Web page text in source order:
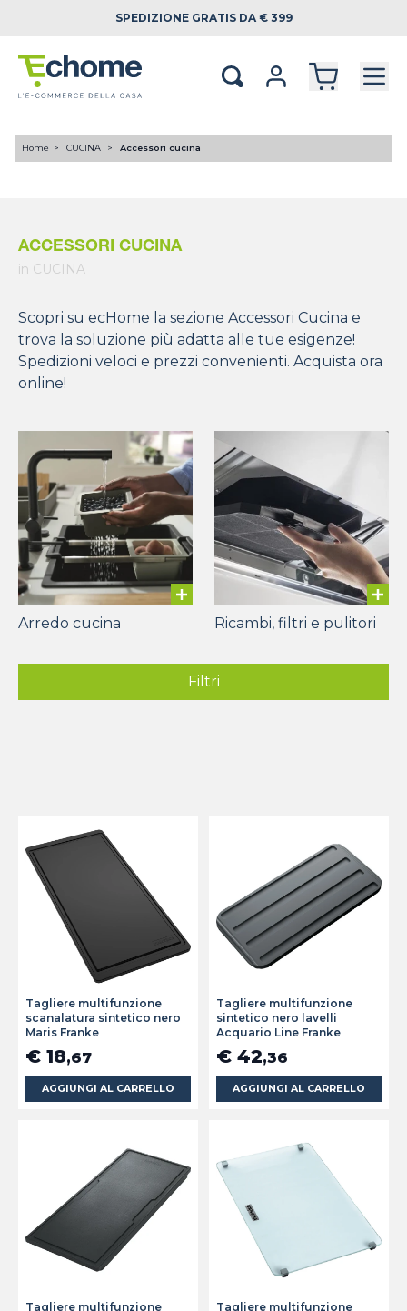
SPEDIZIONE GRATIS DA € 399
Home CUCINA Accessori cucina
ACCESSORI CUCINA
in CUCINA
Scopri su ecHome la sezione Accessori Cucina e
trova la soluzione più adatta alle tue esigenze!
Spedizioni veloci e prezzi convenienti. Acquista ora
online!
Arredo cucina Ricambi, filtri e pulitori
Filtri
Tagliere multifunzione
scanalatura sintetico nero
Maris Franke
€ 18,67
AGGIUNGI AL CARRELLO
Tagliere multifunzione
sintetico nero lavelli
Acquario Line Franke
€ 42,36
AGGIUNGI AL CARRELLO
Tagliere multifunzione
Tagliere multifunzione